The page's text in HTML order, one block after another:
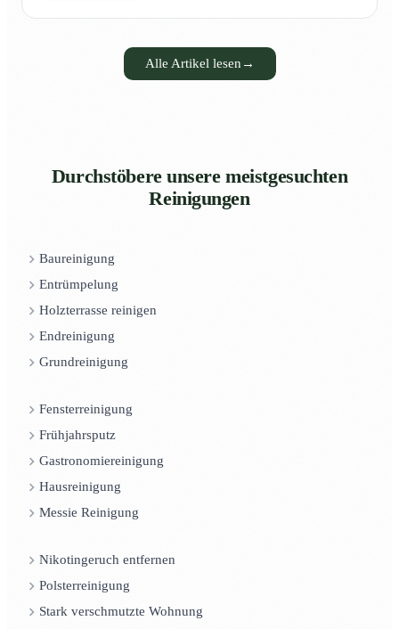
Alle Artikel lesen →
Durchstöbere unsere meistgesuchten
Reinigungen
Baureinigung
Entrümpelung
Holzterrasse reinigen
Endreinigung
Grundreinigung
Fensterreinigung
Frühjahrsputz
Gastronomiereinigung
Hausreinigung
Messie Reinigung
Nikotingeruch entfernen
Polsterreinigung
Stark verschmutzte Wohnung